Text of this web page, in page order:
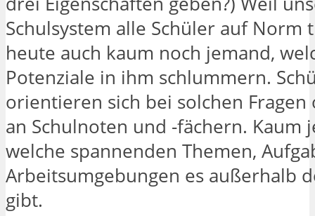
Schulsystem alle Schüler auf Norm
heute auch kaum noch jemand,
Potenziale in ihm schlummern.
orientieren sich bei solchen
an Schulnoten und -fächern. Kaum
welche spannenden Themen,
Arbeitsumgebungen es außerhalb
gibt.